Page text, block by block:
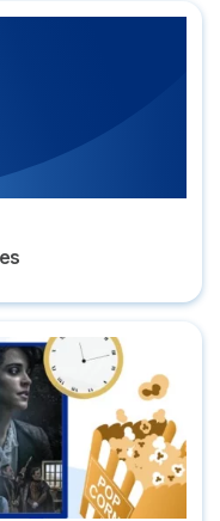
serie completa